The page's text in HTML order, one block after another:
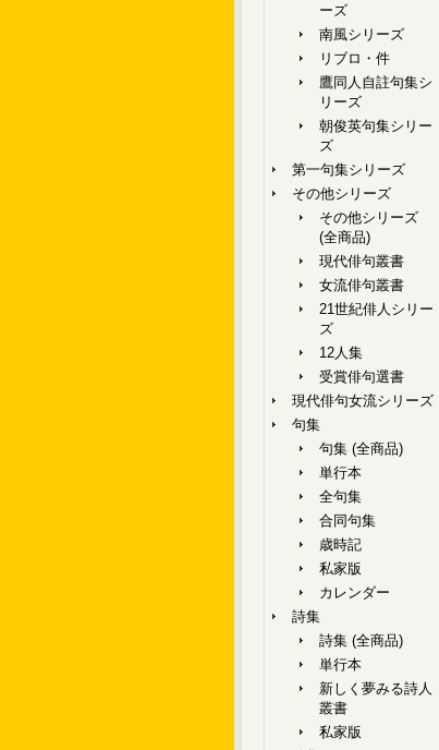
ーズ
南風シリーズ
リブロ・件
鷹同人自註句集シ
リーズ
朝俊英句集シリー
ズ
第一句集シリーズ
その他シリーズ
その他シリーズ
(全商品)
現代俳句叢書
女流俳句叢書
21世紀俳人シリー
ズ
12人集
受賞俳句選書
現代俳句女流シリーズ
句集
句集 (全商品)
単行本
全句集
合同句集
歳時記
私家版
カレンダー
詩集
詩集 (全商品)
単行本
新しく夢みる詩人
叢書
私家版